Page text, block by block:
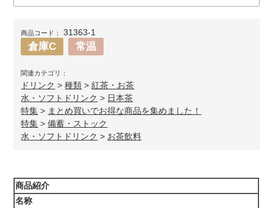
商品コード： 31363-1
倉庫C 常温
関連カテゴリ：
ドリンク >種類 >紅茶・お茶
水・ソフトドリンク > 日本茶
特集 > まとめ買いでお得な商品を集めました！
特集 >備蓄・ストック
水・ソフトドリンク > お茶飲料
商品紹介
名称